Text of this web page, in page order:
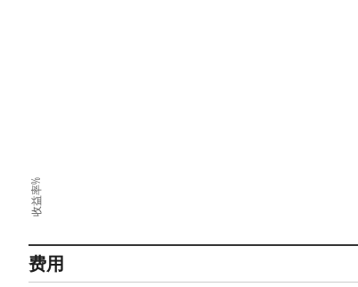
收益率%
费用